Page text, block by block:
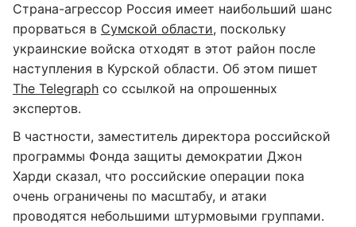
Страна-агрессор Россия имеет наибольший шанс
прорваться в Сумской области, поскольку
украинские войска отходят в этот район после
наступления в Курской области. Об этом пишет
The Telegraph со ссылкой на опрошенных
экспертов.
В частности, заместитель директора российской
программы Фонда защиты демократии Джон
Харди сказал, что российские операции пока
очень ограничены по масштабу, и атаки
проводятся небольшими штурмовыми группами.